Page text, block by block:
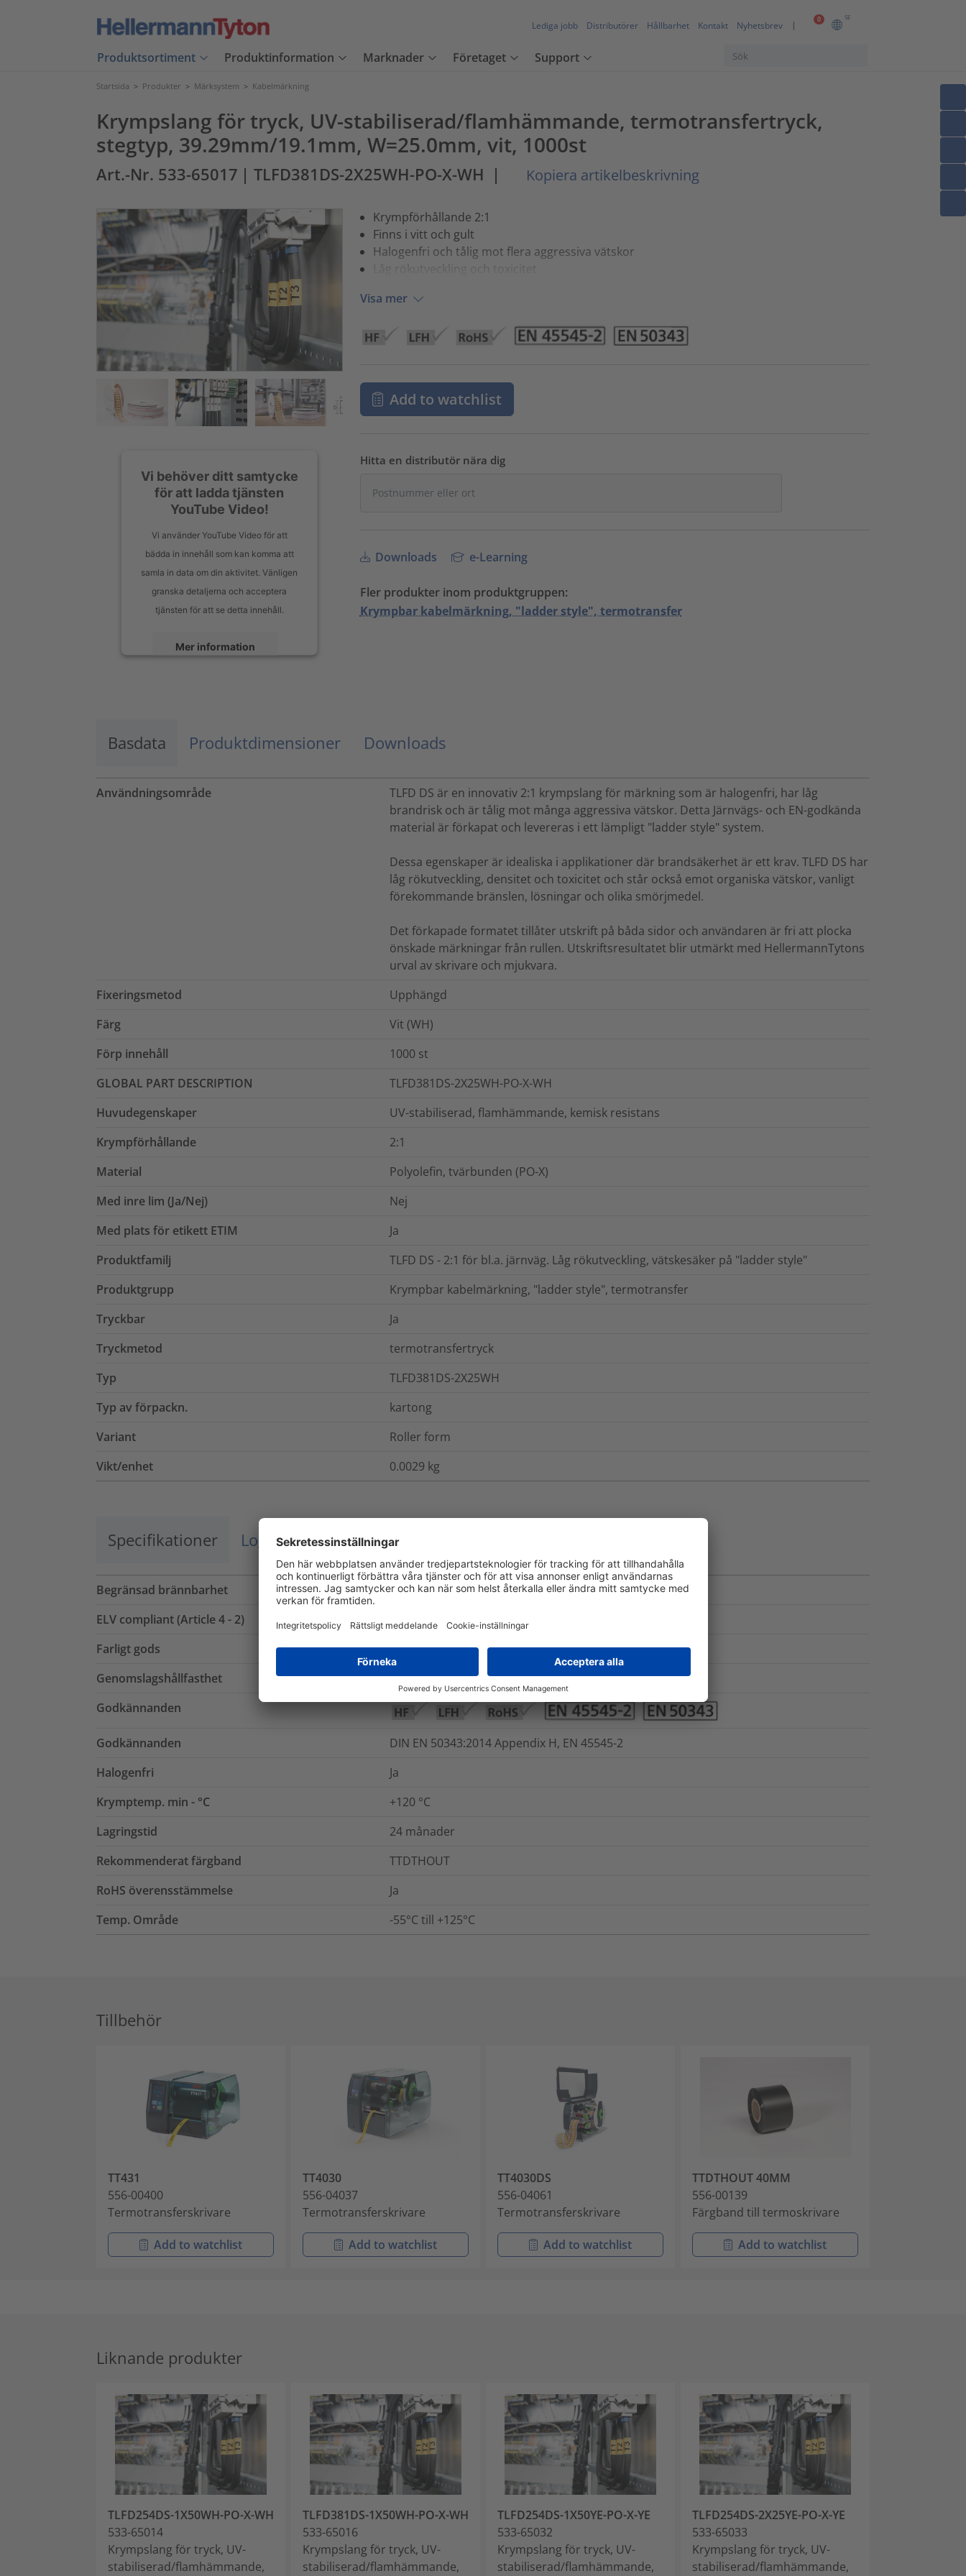
0 SE
Lediga jobb Distributörer Hållbarhet Kontakt Nyhetsbrev
Produktsortiment Produktinformation Marknader Företaget Support
Startsida > Produkter > Märksystem > Kabelmärkning
Krympslang för tryck, UV-stabiliserad/flamhämmande, termotransfertryck,
stegtyp, 39.29mm/19.1mm, W=25.0mm, vit, 1000st
Art.-Nr. 533-65017 | TLFD381DS-2X25WH-PO-X-WH | Kopiera artikelbeskrivning
Vi behöver ditt samtycke
för att ladda tjänsten
YouTube Video!
Vi använder YouTube Video för att
bädda in innehåll som kan komma att
samla in data om din aktivitet. Vänligen
granska detaljerna och acceptera
tjänsten för att se detta innehåll.
Mer information
Krympförhållande 2:1
Finns i vitt och gult
Halogenfri och tålig mot flera aggressiva vätskor
Visa mer
Add to watchlist
Hitta en distributör nära dig
Downloads e-Learning
Fler produkter inom produktgruppen:
Krympbar kabelmärkning, "ladder style", termotransfer
Basdata Produktdimensioner Downloads
Användningsområde
TLFD DS är en innovativ 2:1 krympslang för märkning som är halogenfri, har låg
brandrisk och är tålig mot många aggressiva vätskor. Detta Järnvägs- och EN-godkända
material är förkapat och levereras i ett lämpligt "ladder style" system.
Dessa egenskaper är idealiska i applikationer där brandsäkerhet är ett krav. TLFD DS har
låg rökutveckling, densitet och toxicitet och står också emot organiska vätskor, vanligt
förekommande bränslen, lösningar och olika smörjmedel.
Det förkapade formatet tillåter utskrift på båda sidor och användaren är fri att plocka
önskade märkningar från rullen. Utskriftsresultatet blir utmärkt med HellermannTytons
urval av skrivare och mjukvara.
Fixeringsmetod
Upphängd
Färg
Vit (WH)
Förp innehåll
1000 st
GLOBAL PART DESCRIPTION
TLFD381DS-2X25WH-PO-X-WH
Huvudegenskaper
UV-stabiliserad, flamhämmande, kemisk resistans
Krympförhållande
2:1
Material
Polyolefin, tvärbunden (PO-X)
Med inre lim (Ja/Nej)
Nej
Med plats för etikett ETIM
Ja
Produktfamilj
TLFD DS - 2:1 för bl.a. järnväg. Låg rökutveckling, vätskesäker på "ladder style"
Produktgrupp
Krympbar kabelmärkning, "ladder style", termotransfer
Tryckbar
Ja
Tryckmetod
termotransfertryck
Typ
TLFD381DS-2X25WH
Typ av förpackn.
kartong
Variant
Roller form
Vikt/enhet
0.0029 kg
Specifikationer Logistik och Förpackning
Begränsad brännbarhet
Ja
ELV compliant (Article 4 - 2)
Farligt gods
Nej
Genomslagshållfasthet
19.7kV/mm
Godkännanden
Godkännanden
DIN EN 50343:2014 Appendix H, EN 45545-2
Halogenfri
Ja
Krymptemp. min - °C
+120 °C
Lagringstid
24 månader
Rekommenderat färgband
TTDTHOUT
RoHS överensstämmelse
Ja
Temp. Område
-55°C till +125°C
Tillbehör
TT431
556-00400
Termotransferskrivare
Add to watchlist
TT4030
556-04037
Termotransferskrivare
Add to watchlist
TT4030DS
556-04061
Termotransferskrivare
Add to watchlist
TTDTHOUT 40MM
556-00139
Färgband till termoskrivare
Add to watchlist
Liknande produkter
TLFD254DS-1X50WH-PO-X-WH
533-65014
Krympslang för tryck, UV-
stabiliserad/flamhämmande,
TLFD381DS-1X50WH-PO-X-WH
533-65016
Krympslang för tryck, UV-
stabiliserad/flamhämmande,
TLFD254DS-1X50YE-PO-X-YE
533-65032
Krympslang för tryck, UV-
stabiliserad/flamhämmande,
TLFD254DS-2X25YE-PO-X-YE
533-65033
Krympslang för tryck, UV-
stabiliserad/flamhämmande,